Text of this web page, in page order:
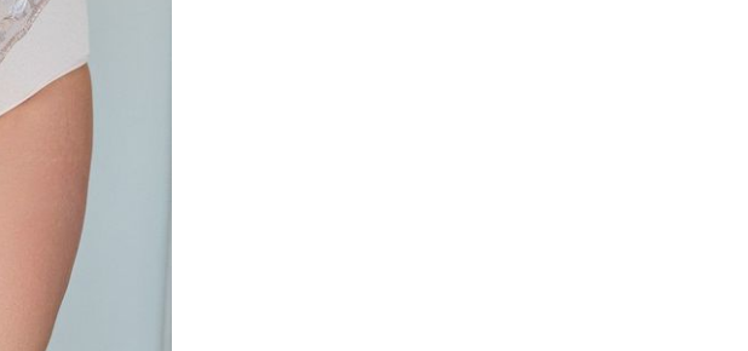
biuro@fashiontexgroup.com
Ul. Sienkiewicza 73 lok. 7,
90-057
Łódź
Polska